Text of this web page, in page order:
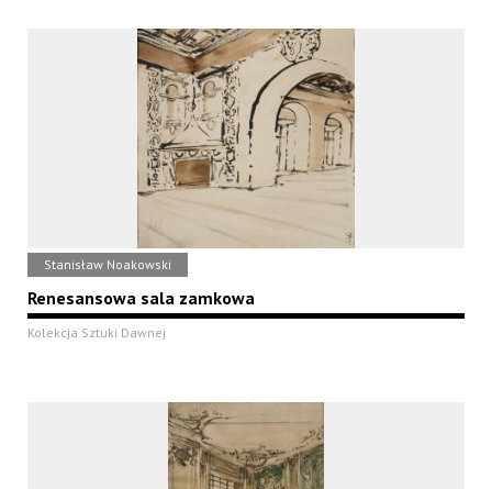
Stanisław Noakowski
Renesansowa sala zamkowa
Kolekcja Sztuki Dawnej